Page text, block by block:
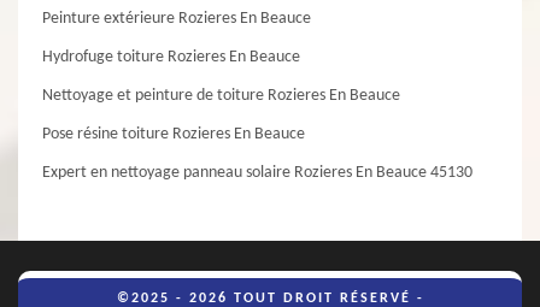
Peinture extérieure Rozieres En Beauce
Hydrofuge toiture Rozieres En Beauce
Nettoyage et peinture de toiture Rozieres En Beauce
Pose résine toiture Rozieres En Beauce
Expert en nettoyage panneau solaire Rozieres En Beauce 45130
©2025 - 2026 TOUT DROIT RÉSERVÉ -